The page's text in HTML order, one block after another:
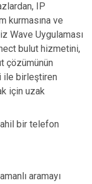
IP
kurmasına ve
Wave Uygulaması
bulut hizmetini,
çözümünün
ile birleştiren
için uzak
bir telefon
aramayı